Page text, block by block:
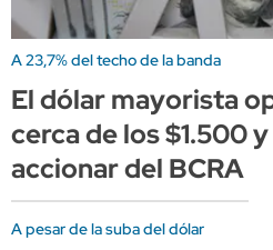
A 23,7% del techo de la banda
El dólar mayorista
cerca de los $1.500
accionar del BCRA
A pesar de la suba del dólar